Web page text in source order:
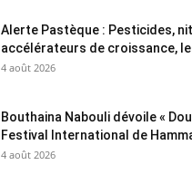
Alerte Pastèque : Pesticides,
accélérateurs de croissance,
4 août 2026
Bouthaina Nabouli dévoile «
Festival International de
4 août 2026